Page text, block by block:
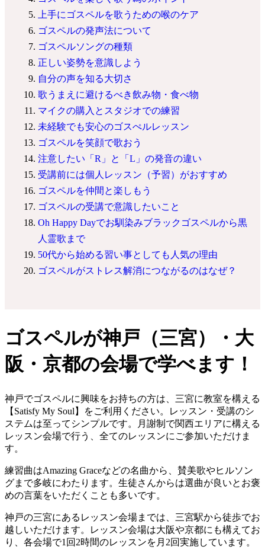
上手にゴスペルを歌うための喉のケア
ゴスペルの発声法について
ゴスペルソングの種類
正しい姿勢を意識しよう
自分の声を知る大切さ
歌うまえに避けるべき飲み物・食べ物
マイクの購入とスタジオでの練習
未経験でも安心のゴスぺルレッスン
ゴスペルを笑顔で歌おう
注意したい「R」と「L」の発音の違い
受講前には個人レッスン（予習）がおすすめ
ゴスペルを仲間と楽しもう
ゴスペルの受講で意識したいこと
Oh Happy Dayでお馴染みブラックゴスペルから黒
人霊歌まで
50代から始める習い事としても人気の理由
ゴスペルがストレス解消につながるのはなぜ？
ゴスペルが神戸（三宮）・大
阪・京都の会場で学べます！
神戸でゴスペルに興味をお持ちの方は、三宮に教室を構える
【Satisfy My Soul】をご利用ください。レッスン・受講のシ
ステムは至ってシンプルです。月謝制で関西エリアに構える
レッスン会場で行う、全てのレッスンにご参加いただけま
す。
練習曲はAmazing Graceなどの名曲から、賛美歌やヒルソン
グまで多岐にわたります。生徒さんからは選曲が良いとお褒
めの言葉をいただくことも多いです。
神戸の三宮にあるレッスン会場までは、三宮駅から徒歩でお
越しいただけます。レッスン会場は大阪や京都にも構えてお
り、各会場で1回2時間のレッスンを月2回実施しています。